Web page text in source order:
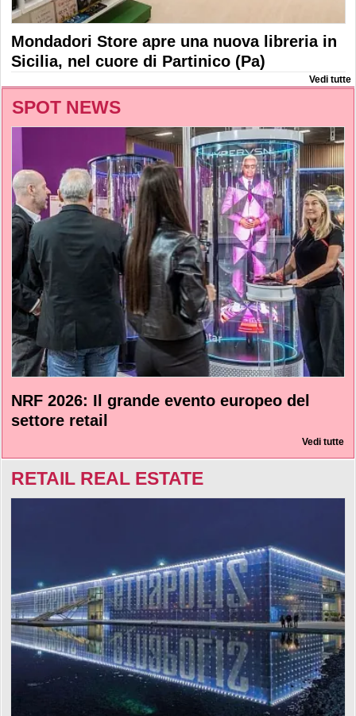
Mondadori Store apre una nuova libreria in
Sicilia, nel cuore di Partinico (Pa)
Vedi tutte
SPOT NEWS
NRF 2026: Il grande evento europeo del
settore retail
Vedi tutte
RETAIL REAL ESTATE